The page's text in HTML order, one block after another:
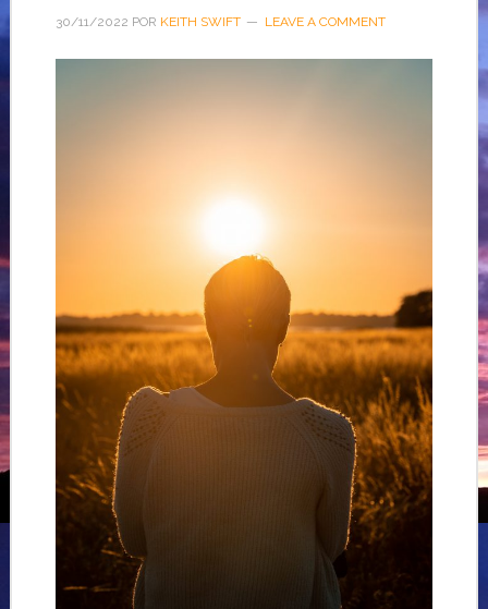
30/11/2022 POR KEITH SWIFT LEAVE A COMMENT